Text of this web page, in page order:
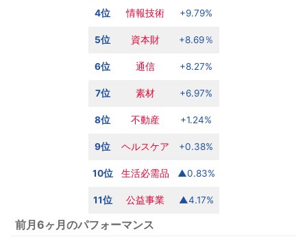
4位 情報技術 +9.79%
5位 資本財 +8.69％
6位 通信 +8.27%
7位 素材 +6.97%
8位 不動産 +1.24%
9位 ヘルスケア +0.38%
10位 生活必需品 ▲0.83%
11位 公益事業 ▲4.17%
前月6ヶ月のパフォーマンス